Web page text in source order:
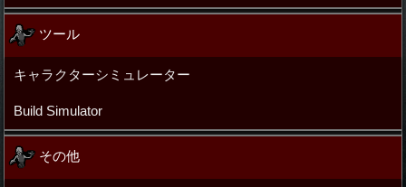
ツール
キャラクターシミュレーター
Build Simulator
その他